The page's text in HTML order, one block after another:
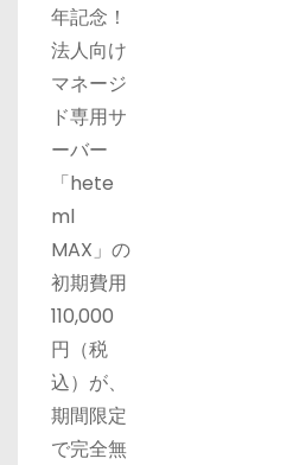
年記念！
法人向け
マネージ
ド専用サ
ーバー
「hete
ml
MAX」の
初期費用
110,000
円（税
込）が、
期間限定
で完全無